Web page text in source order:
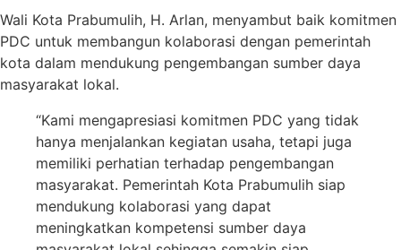
Wali Kota Prabumulih, H. Arlan, menyambut baik komitmen
PDC untuk membangun kolaborasi dengan pemerintah
kota dalam mendukung pengembangan sumber daya
masyarakat lokal.
“Kami mengapresiasi komitmen PDC yang tidak
hanya menjalankan kegiatan usaha, tetapi juga
memiliki perhatian terhadap pengembangan
masyarakat. Pemerintah Kota Prabumulih siap
mendukung kolaborasi yang dapat
meningkatkan kompetensi sumber daya